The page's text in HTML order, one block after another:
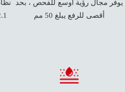
يوفر مجال رؤية أوسع للفحص ، بحد
أقصى للرفع يبلغ 50 مم